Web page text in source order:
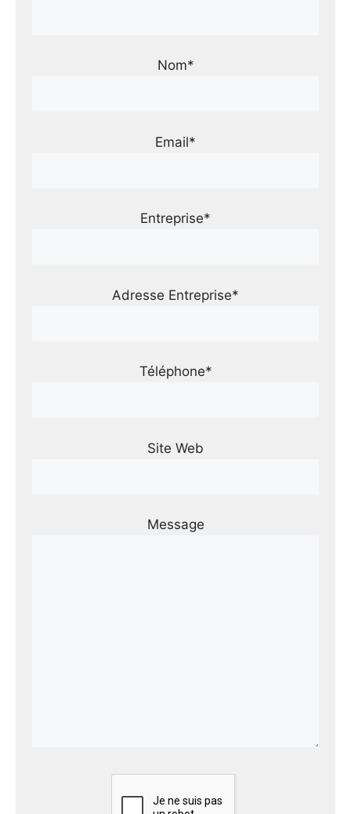
Nom*
Email*
Entreprise*
Adresse Entreprise*
Téléphone*
Site Web
Message